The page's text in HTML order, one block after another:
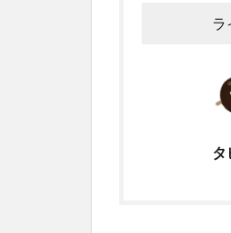
ラ
タ